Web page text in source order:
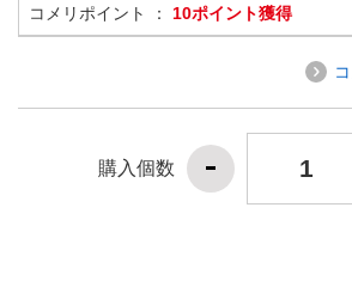
コメリポイント ： 10ポイント獲得
購入個数